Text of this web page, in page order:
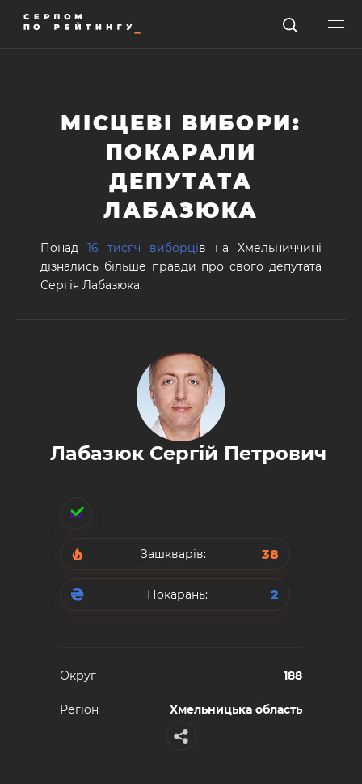
МІСЦЕВІ ВИБОРИ:
ПОКАРАЛИ
ДЕПУТАТА
ЛАБАЗЮКА
Понад 16 тисяч виборців на Хмельниччині
дізнались більше правди про свого депутата
Сергія Лабазюка.
Лабазюк Сергій Петрович
Зашкварів: 38
Покарань: 2
Округ 188
Регiон Хмельницька область